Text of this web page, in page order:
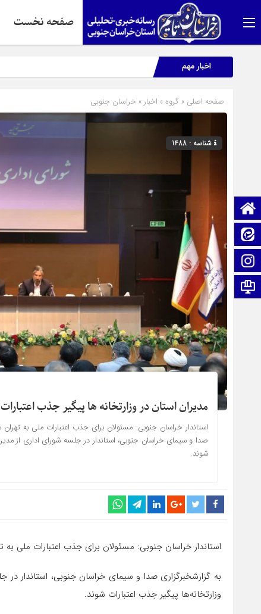
صفحه نخست
اینستاگرام
اطلاعات سایت
اخبار مهم
صفحه اصلی » گروه » اخبار » خراسان جنوبی
شناسه : 1488
مدیران استان در وزارتخانه ها پیگیر جذب
استاندار خراسان جنوبی: مسئولان برای جذب اعتبارات ملی به
صدا و سیمای خراسان جنوبی، استاندار در جلسه شورای اداری از
شوند.
استاندار خراسان جنوبی: مسئولان برای جذب اعتبارات ملی به
به گزارشخبرگزاری صدا و سیمای خراسان جنوبی، استاندار
وزارتخانه‌ها پیگیر جذب اعتبارات شوند.